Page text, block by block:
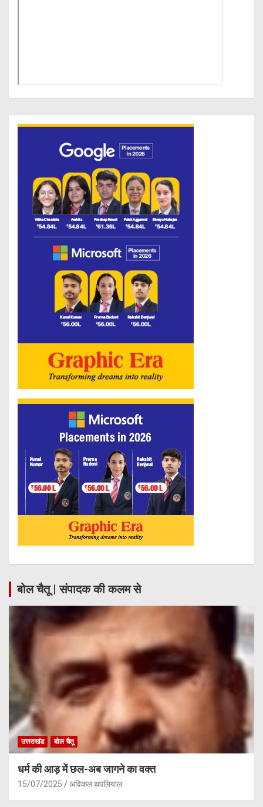
बोल चैतू | संपादक की कलम से
उत्तराखंड बोल चैतू
धर्म की आड़ में छल-अब जागने का वक्त
15/07/2025 अविकल थपलियाल